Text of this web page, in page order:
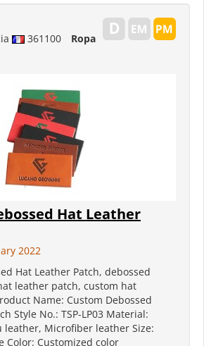
361100
Ropa
Hat Leather
2022
Hat Leather Patch, debossed
leather patch, custom hat
Name: Custom Debossed
Style No.: TSP-LP03 Material:
leather, Microfiber leather Size:
Color: Customized color